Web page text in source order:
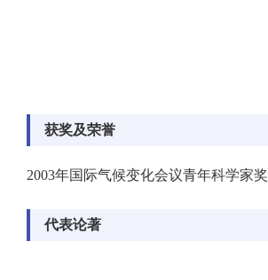
获奖及荣誉
2003年国际气候变化会议青年科学家奖
代表论著